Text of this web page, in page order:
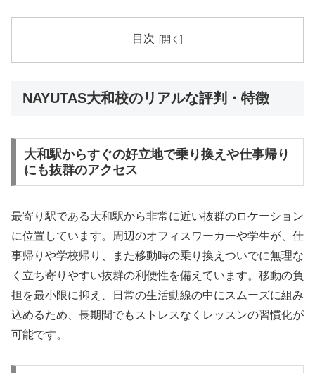
目次
NAYUTAS大和校のリアルな評判・特徴
大和駅からすぐの好立地で乗り換えや仕事帰り
にも抜群のアクセス
最寄り駅である大和駅から非常に近い抜群のロケーション
に位置しています。周辺のオフィスワーカーや学生が、仕
事帰りや学校帰り、また移動時の乗り換えついでに無理な
く立ち寄りやすい抜群の利便性を備えています。移動の負
担を最小限に抑え、日常の生活動線の中にスムーズに組み
込めるため、長期間でもストレスなくレッスンの習慣化が
可能です。